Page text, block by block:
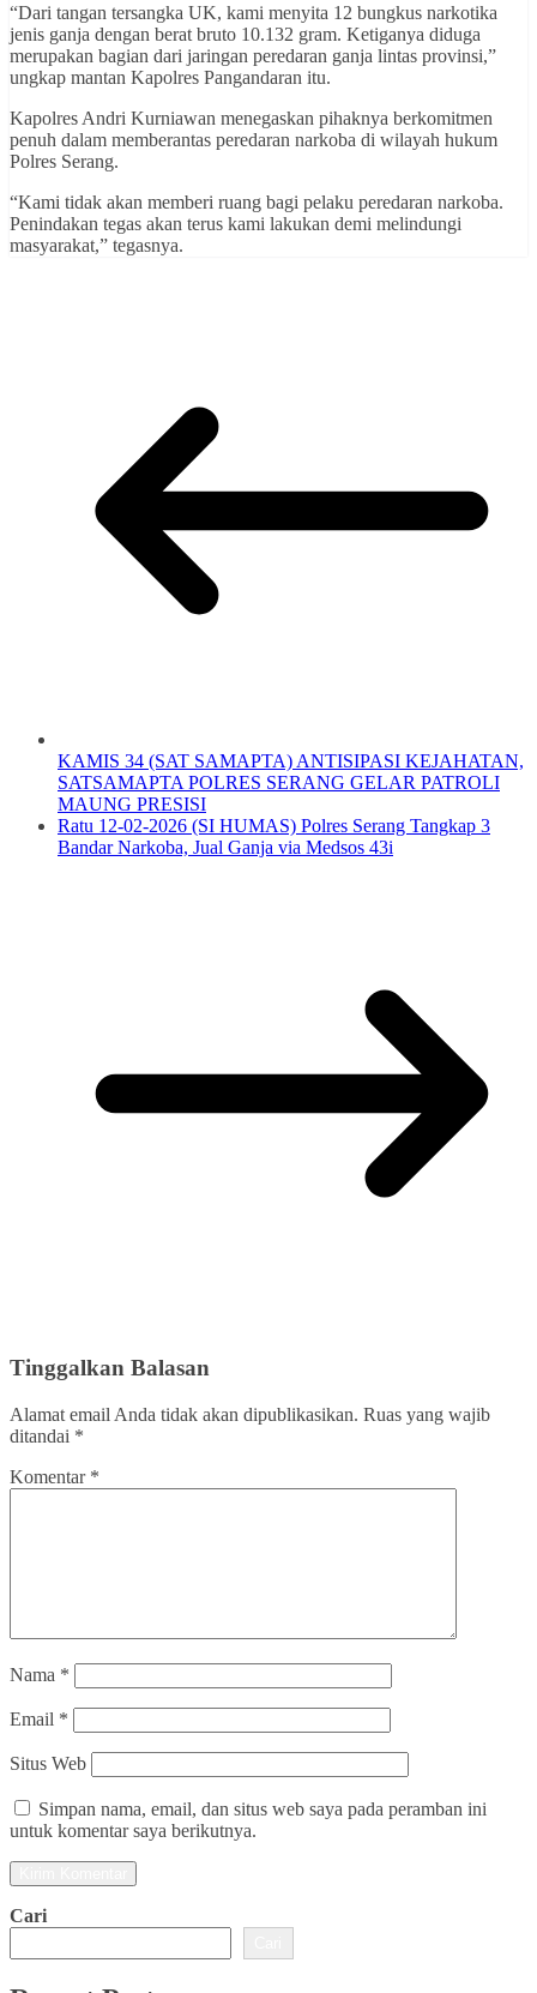
“Dari tangan tersangka UK, kami menyita 12 bungkus narkotika
jenis ganja dengan berat bruto 10.132 gram. Ketiganya diduga
merupakan bagian dari jaringan peredaran ganja lintas provinsi,”
ungkap mantan Kapolres Pangandaran itu.
Kapolres Andri Kurniawan menegaskan pihaknya berkomitmen
penuh dalam memberantas peredaran narkoba di wilayah hukum
Polres Serang.
“Kami tidak akan memberi ruang bagi pelaku peredaran narkoba.
Penindakan tegas akan terus kami lakukan demi melindungi
masyarakat,” tegasnya.
KAMIS 34 (SAT SAMAPTA) ANTISIPASI KEJAHATAN,
SATSAMAPTA POLRES SERANG GELAR PATROLI
MAUNG PRESISI
Ratu 12-02-2026 (SI HUMAS) Polres Serang Tangkap 3
Bandar Narkoba, Jual Ganja via Medsos 43i
Tinggalkan Balasan
Alamat email Anda tidak akan dipublikasikan. Ruas yang wajib
ditandai *
Komentar *
Nama *
Email *
Situs Web
Simpan nama, email, dan situs web saya pada peramban ini
untuk komentar saya berikutnya.
Cari